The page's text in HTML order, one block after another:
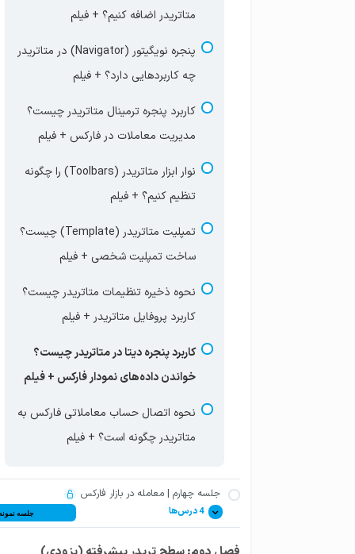
با چقدر سرمایه در فارکس معامله کنیم؟
حداقل سرمایه مناسب ترید چقدره؟+ فیلم
قیمت جفت ارز فارکس چیست؟ پوینت و
پیپ در بازار فارکس + فیلم
آزمون جامع جلسه دوم | سواپ
آزمون جلسه دوم | مارجین و فری مارجین
متاتریدر اضافه کنیم؟ + فیلم
پنجره نویگیتور (Navigator) در متاتریدر
چه کاربردهایی دارد؟ + فیلم
کاربرد پنجره ترمینال متاتریدر چیست؟
مدیریت معاملات در فارکس + فیلم
نوار ابزار متاتریدر (Toolbars) را چگونه
تنظیم کنیم؟ + فیلم
تمپلیت متاتریدر (Template) چیست؟
ساخت تمپلیت شخصی + فیلم
نحوه ذخیره تنظیمات متاتریدر چیست؟
کاربرد پروفایل متاتریدر + فیلم
کاربرد پنجره دیتا در متاتریدر چیست؟
خواندن داده‌های نمودار فارکس + فیلم
نحوه اتصال حساب معاملاتی فارکس به
متاتریدر چگونه است؟ + فیلم
جلسه چهارم | معامله در بازار فارکس
جلسه 4 درس‌ها